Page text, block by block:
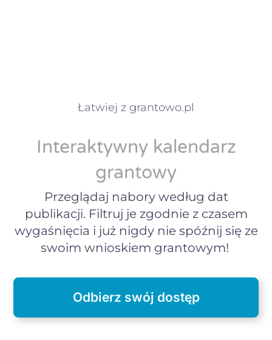
Łatwiej z grantowo.pl
Interaktywny kalendarz
grantowy
Przeglądaj nabory według dat
publikacji. Filtruj je zgodnie z czasem
wygaśnięcia i już nigdy nie spóźnij się ze
swoim wnioskiem grantowym!
Odbierz swój dostęp